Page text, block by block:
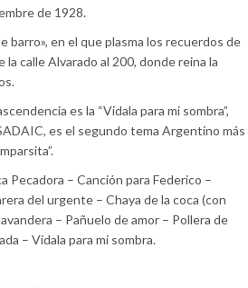
de 1928.
barro», en el que plasma los recuerdos de
calle Alvarado al 200, donde reina la
es la “Vidala para mi sombra”,
es el segundo tema Argentino más
Pecadora – Canción para Federico –
del urgente – Chaya de la coca (con
– Pañuelo de amor – Pollera de
– Vidala para mi sombra.